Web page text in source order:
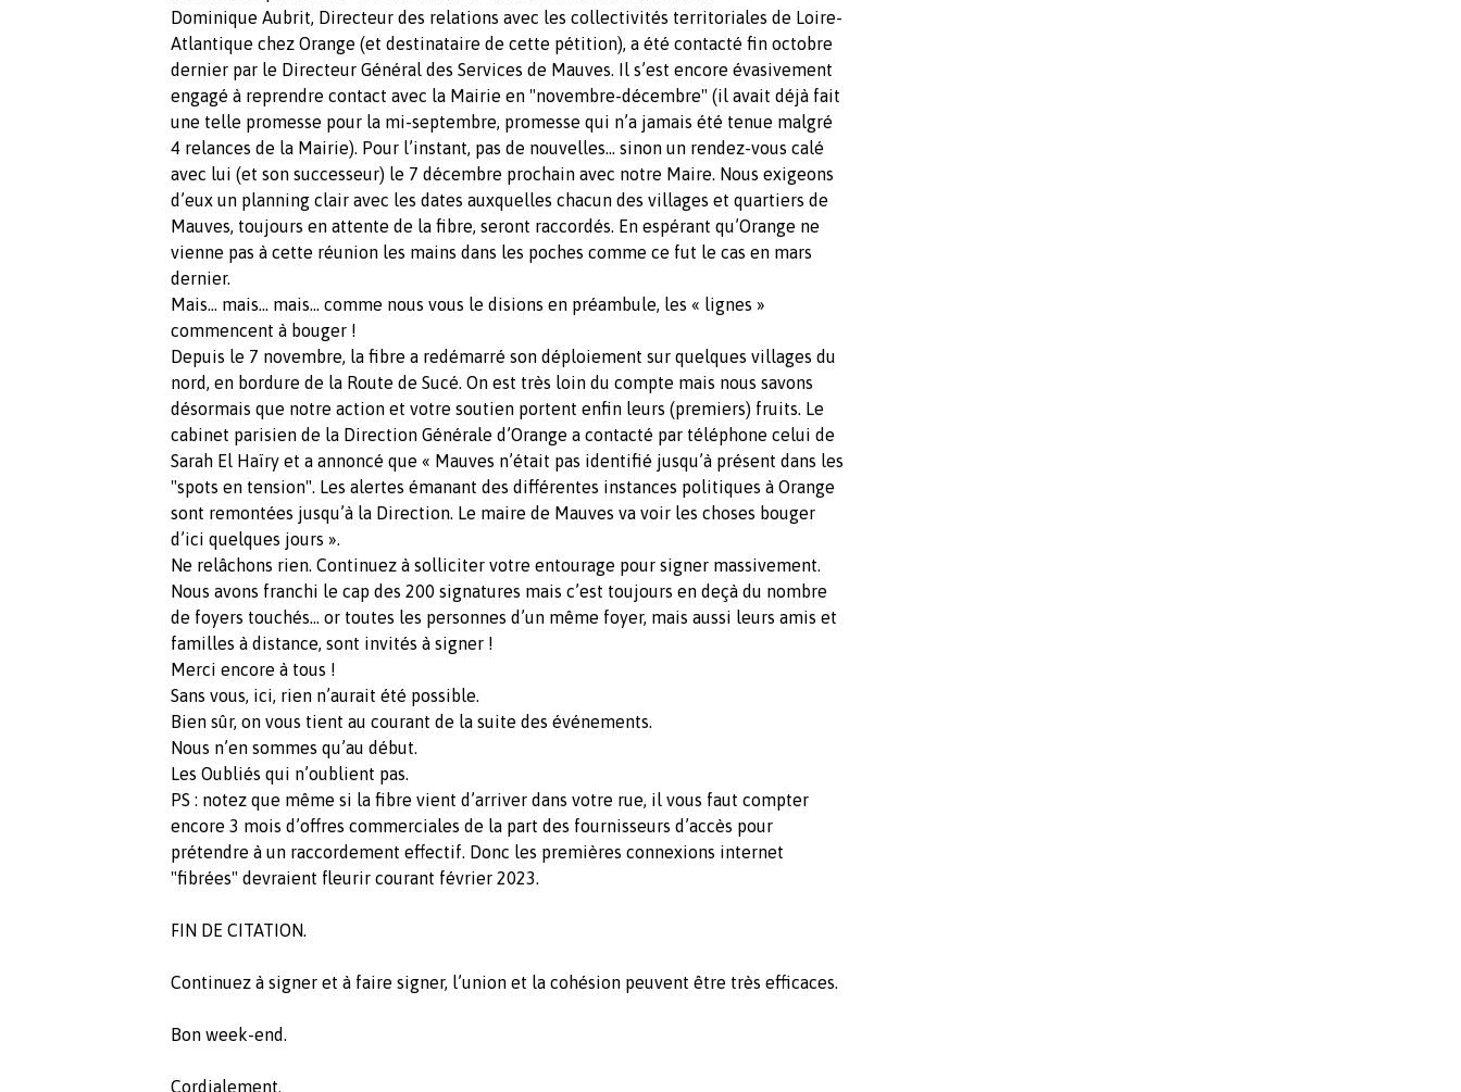
Dominique Aubrit, Directeur des relations avec les collectivités territoriales de Loire-
Atlantique chez Orange (et destinataire de cette pétition), a été contacté fin octobre
dernier par le Directeur Général des Services de Mauves. Il s’est encore évasivement
engagé à reprendre contact avec la Mairie en "novembre-décembre" (il avait déjà fait
une telle promesse pour la mi-septembre, promesse qui n’a jamais été tenue malgré
4 relances de la Mairie). Pour l’instant, pas de nouvelles… sinon un rendez-vous calé
avec lui (et son successeur) le 7 décembre prochain avec notre Maire. Nous exigeons
d’eux un planning clair avec les dates auxquelles chacun des villages et quartiers de
Mauves, toujours en attente de la fibre, seront raccordés. En espérant qu’Orange ne
vienne pas à cette réunion les mains dans les poches comme ce fut le cas en mars
dernier.
Mais… mais… mais… comme nous vous le disions en préambule, les « lignes »
commencent à bouger !
Depuis le 7 novembre, la fibre a redémarré son déploiement sur quelques villages du
nord, en bordure de la Route de Sucé. On est très loin du compte mais nous savons
désormais que notre action et votre soutien portent enfin leurs (premiers) fruits. Le
cabinet parisien de la Direction Générale d’Orange a contacté par téléphone celui de
Sarah El Haïry et a annoncé que « Mauves n’était pas identifié jusqu’à présent dans les
"spots en tension". Les alertes émanant des différentes instances politiques à Orange
sont remontées jusqu’à la Direction. Le maire de Mauves va voir les choses bouger
d’ici quelques jours ».
Ne relâchons rien. Continuez à solliciter votre entourage pour signer massivement.
Nous avons franchi le cap des 200 signatures mais c’est toujours en deçà du nombre
de foyers touchés… or toutes les personnes d’un même foyer, mais aussi leurs amis et
familles à distance, sont invités à signer !
Merci encore à tous !
Sans vous, ici, rien n’aurait été possible.
Bien sûr, on vous tient au courant de la suite des événements.
Nous n’en sommes qu’au début.
Les Oubliés qui n’oublient pas.
PS : notez que même si la fibre vient d’arriver dans votre rue, il vous faut compter
encore 3 mois d’offres commerciales de la part des fournisseurs d’accès pour
prétendre à un raccordement effectif. Donc les premières connexions internet
"fibrées" devraient fleurir courant février 2023.
FIN DE CITATION.
Continuez à signer et à faire signer, l’union et la cohésion peuvent être très efficaces.
Bon week-end.
Cordialement.